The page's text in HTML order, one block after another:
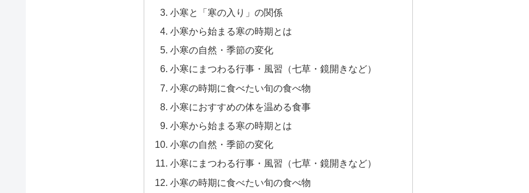
小寒と「寒の入り」の関係
小寒から始まる寒の時期とは
小寒の自然・季節の変化
小寒にまつわる行事・風習（七草・鏡開きなど）
小寒の時期に食べたい旬の食べ物
小寒におすすめの体を温める食事
小寒から始まる寒の時期とは
小寒の自然・季節の変化
小寒にまつわる行事・風習（七草・鏡開きなど）
小寒の時期に食べたい旬の食べ物